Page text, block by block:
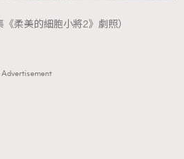
《柔美的細胞小將2》劇照）
Advertisement